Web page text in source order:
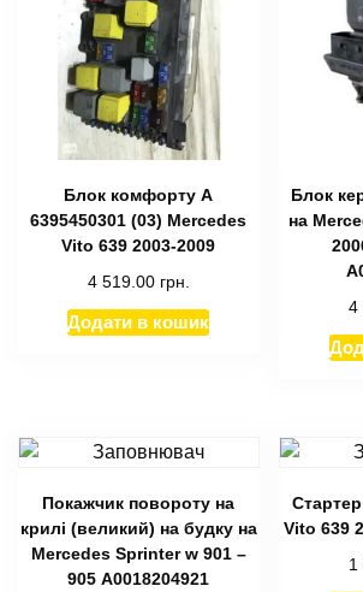
Блок комфорту A
6395450301 (03) Mercedes
Vito 639 2003-2009
4 519.00 грн.
Додати в кошик
Блок
на
4
Покажчик повороту на
крилі (великий) на будку на
Mercedes Sprinter w 901 –
905 А0018204921
Vito 639
1